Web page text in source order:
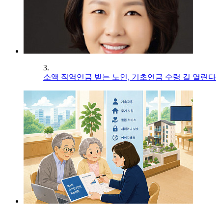
3.
소액 직역연금 받는 노인, 기초연금 수령 길 열린다